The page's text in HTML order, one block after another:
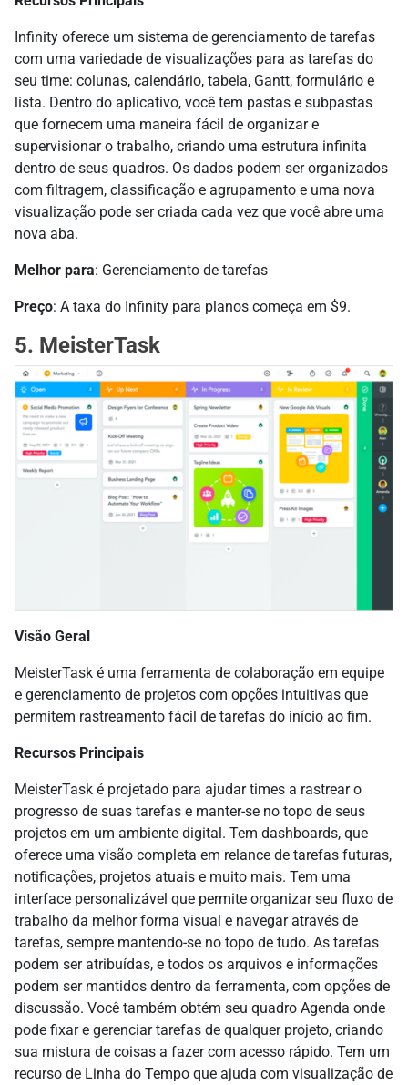
Infinity oferece um sistema de gerenciamento de tarefas
com uma variedade de visualizações para as tarefas do
seu time: colunas, calendário, tabela, Gantt, formulário e
lista. Dentro do aplicativo, você tem pastas e subpastas
que fornecem uma maneira fácil de organizar e
supervisionar o trabalho, criando uma estrutura infinita
dentro de seus quadros. Os dados podem ser organizados
com filtragem, classificação e agrupamento e uma nova
visualização pode ser criada cada vez que você abre uma
nova aba.
Melhor para: Gerenciamento de tarefas
Preço: A taxa do Infinity para planos começa em $9.
5. MeisterTask
Visão Geral
MeisterTask é uma ferramenta de colaboração em equipe
e gerenciamento de projetos com opções intuitivas que
permitem rastreamento fácil de tarefas do início ao fim.
Recursos Principais
MeisterTask é projetado para ajudar times a rastrear o
progresso de suas tarefas e manter-se no topo de seus
projetos em um ambiente digital. Tem dashboards, que
oferece uma visão completa em relance de tarefas futuras,
notificações, projetos atuais e muito mais. Tem uma
interface personalizável que permite organizar seu fluxo de
trabalho da melhor forma visual e navegar através de
tarefas, sempre mantendo-se no topo de tudo. As tarefas
podem ser atribuídas, e todos os arquivos e informações
podem ser mantidos dentro da ferramenta, com opções de
discussão. Você também obtém seu quadro Agenda onde
pode fixar e gerenciar tarefas de qualquer projeto, criando
sua mistura de coisas a fazer com acesso rápido. Tem um
recurso de Linha do Tempo que ajuda com visualização de